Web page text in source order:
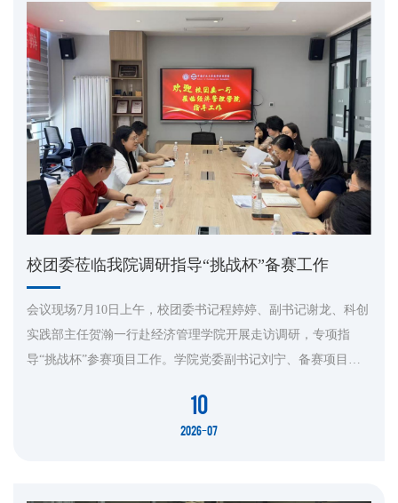
校团委莅临我院调研指导“挑战杯”备赛工作
会议现场7月10日上午，校团委书记程婷婷、副书记谢龙、科创
实践部主任贺瀚一行赴经济管理学院开展走访调研，专项指
导“挑战杯”参赛项目工作。学院党委副书记刘宁、备赛项目指
重点参赛项目，围绕选题站位、现实意义、研究可行性、创新
突破点等与参会师生展开细致研讨。针对各项目现阶段存在的
10
2026-07